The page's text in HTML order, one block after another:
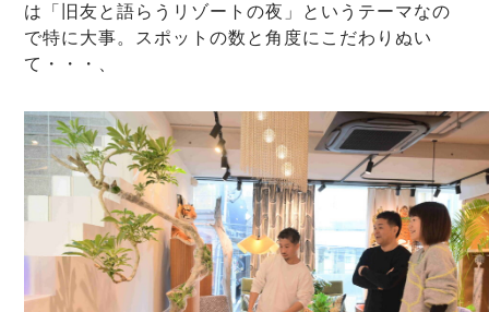
は「旧友と語らうリゾートの夜」というテーマなの
で特に大事。スポットの数と角度にこだわりぬい
て・・・、